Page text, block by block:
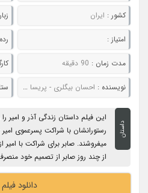
کشور : ایران
امتیاز :
مدت زمان : 90 دقیقه
نویسنده : احسان بیگلری - پریسا هاشم پور
داستان
این فیلم داستان زندگی آذر و امیر
رستورانشان با شراکت پسرعموی
میفروشند. صابر برای شراکت با
از چند روز صابر از تصمیم خود
دانلود